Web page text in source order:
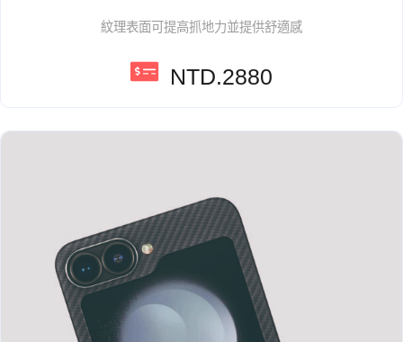
紋理表面可提高抓地力並提供舒適感
NTD.2880